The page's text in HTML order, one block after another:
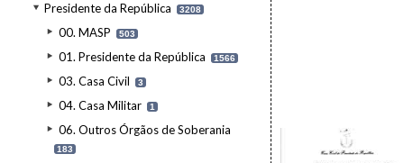
Presidente da República 3208
00. MASP 503
01. Presidente da República 1566
03. Casa Civil 3
04. Casa Militar 1
06. Outros Órgãos de Soberania
183